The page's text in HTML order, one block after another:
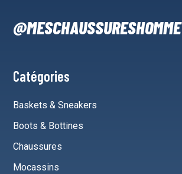
@MESCHAUSSURESHOMME
Catégories
Baskets & Sneakers
Boots & Bottines
Chaussures
Mocassins